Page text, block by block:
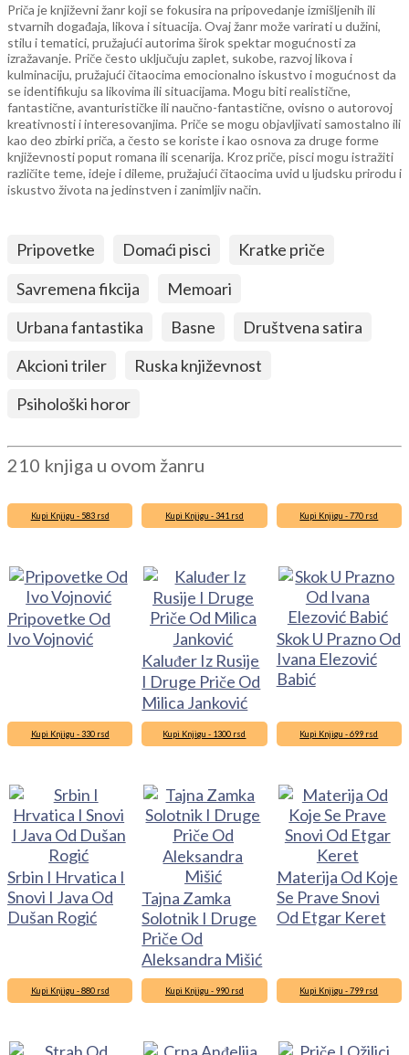
Priča je književni žanr koji se fokusira na pripovedanje izmišljenih ili
stvarnih događaja, likova i situacija. Ovaj žanr može varirati u dužini,
stilu i tematici, pružajući autorima širok spektar mogućnosti za
izražavanje. Priče često uključuju zaplet, sukobe, razvoj likova i
kulminaciju, pružajući čitaocima emocionalno iskustvo i mogućnost da
se identifikuju sa likovima ili situacijama. Mogu biti realistične,
fantastične, avanturističke ili naučno-fantastične, ovisno o autorovoj
kreativnosti i interesovanjima. Priče se mogu objavljivati samostalno ili
kao deo zbirki priča, a često se koriste i kao osnova za druge forme
književnosti poput romana ili scenarija. Kroz priče, pisci mogu istražiti
različite teme, ideje i dileme, pružajući čitaocima uvid u ljudsku prirodu i
iskustvo života na jedinstven i zanimljiv način.
Pripovetke Domaći pisci
Kratke priče
Savremena fikcija
Memoari
Urbana fantastika
Basne
Društvena satira
Akcioni triler
Ruska književnost
Psihološki horor
210 knjiga u ovom žanru
Kupi Knjigu - 583 rsd
Pripovetke Od
Ivo Vojnović
Kupi Knjigu - 341 rsd
Kaluđer Iz Rusije
I Druge Priče Od
Milica Janković
Kupi Knjigu - 770 rsd
Skok U Prazno Od
Ivana Elezović
Babić
Kupi Knjigu - 330 rsd
Srbin I Hrvatica I
Snovi I Java Od
Dušan Rogić
Kupi Knjigu - 1300 rsd
Tajna Zamka
Solotnik I Druge
Priče Od
Aleksandra Mišić
Kupi Knjigu - 699 rsd
Materija Od Koje
Se Prave Snovi
Od Etgar Keret
Kupi Knjigu - 880 rsd Kupi Knjigu - 990 rsd Kupi Knjigu - 799 rsd